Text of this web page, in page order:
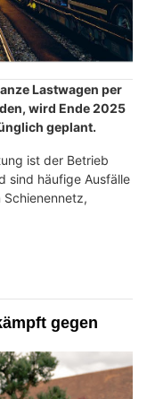
Lastwagen per
wird Ende 2025
geplant.
ist der Betrieb
sind häufige Ausfälle
gegen